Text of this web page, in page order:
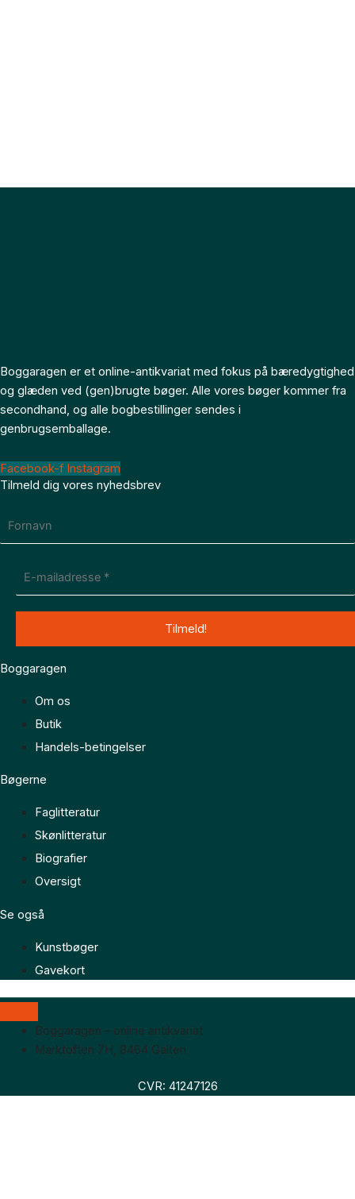
Boggaragen er et online-antikvariat med fokus på bæredygtighed
og glæden ved (gen)brugte bøger. Alle vores bøger kommer fra
secondhand, og alle bogbestillinger sendes i
genbrugsemballage.
Facebook-f Instagram
Tilmeld dig vores nyhedsbrev
Boggaragen
Om os
Butik
Handels-betingelser
Bøgerne
Faglitteratur
Skønlitteratur
Biografier
Oversigt
Se også
Kunstbøger
Gavekort
Boggaragen – online antikvariat
Marktoften 7H, 8464 Galten
CVR: 41247126